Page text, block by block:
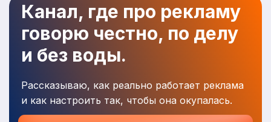
Канал, где про рекламу
говорю честно, по делу
и без воды.
Рассказываю, как реально работает реклама
и как настроить так, чтобы она окупалась.